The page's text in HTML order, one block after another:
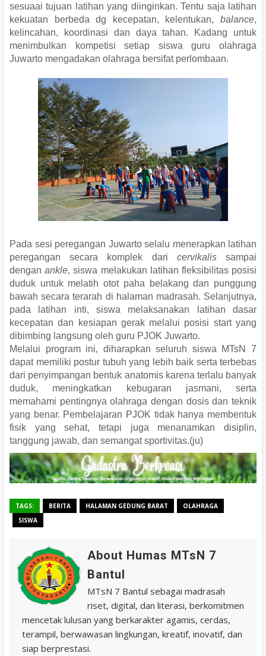
sesuaai tujuan latihan yang diinginkan. Tentu saja latihan
kekuatan berbeda dg kecepatan, kelentukan, balance,
kelincahan, koordinasi dan daya tahan. Kadang untuk
menimbulkan kompetisi setiap siswa guru olahraga
Juwarto mengadakan olahraga bersifat perlombaan.
Pada sesi peregangan Juwarto selalu menerapkan latihan
peregangan secara komplek dari cervikalissampai
denganankle, siswa melakukan latihan fleksibilitas posisi
duduk untuk melatih otot paha belakang dan punggung
bawah secara terarah di halaman madrasah. Selanjutnya,
pada latihan inti, siswa melaksanakan latihan dasar
kecepatan dan kesiapan gerak melalui posisi start yang
dibimbing langsung oleh guru PJOK Juwarto.
Melalui program ini, diharapkan seluruh siswa MTsN 7
dapat memiliki postur tubuh yang lebih baik serta terbebas
dari penyimpangan bentuk anatomis karena terlalu banyak
duduk, meningkatkan kebugaran jasmani, serta
memahami pentingnya olahraga dengan dosis dan teknik
yang benar. Pembelajaran PJOK tidak hanya membentuk
fisik yang sehat, tetapi juga menanamkan disiplin,
tanggung jawab, dan semangat sportivitas.(ju)
TAGS: BERITA HALAMAN GEDUNG BARAT
OLAHRAGA
SISWA
About Humas MTsN 7
Bantul
MTsN 7 Bantul sebagai madrasah
riset, digital, dan literasi, berkomitmen
mencetak lulusan yang berkarakter agamis, cerdas,
terampil, berwawasan lingkungan, kreatif, inovatif, dan
siap berprestasi.